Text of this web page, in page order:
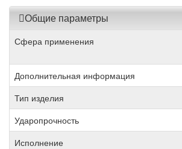
Общие параметры
Сфера применения
Дополнительная информация
Тип изделия
Ударопрочность
Исполнение